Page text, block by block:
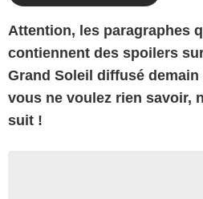
Attention, les paragraphes
contiennent des spoilers sur
Grand Soleil diffusé
vous ne voulez rien savoir,
suit !